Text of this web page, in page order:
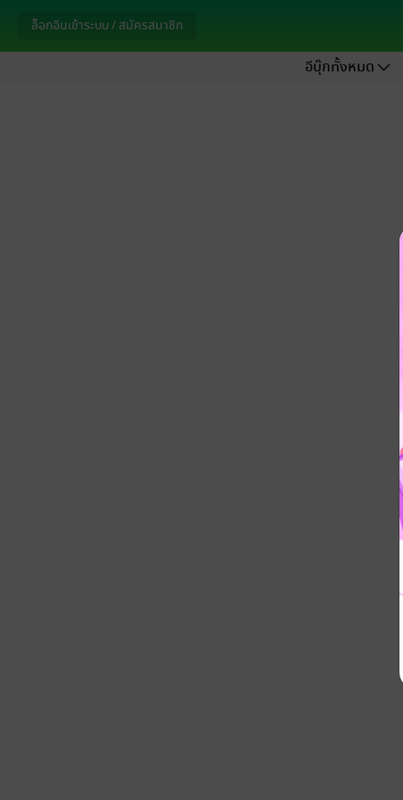
ล็อกอินเข้าระบบ / สมัครสมาชิก
อีบุ๊กทั้งหมด